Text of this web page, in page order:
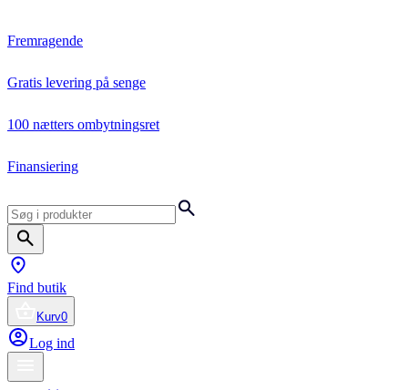
Fremragende
Gratis levering på senge
100 nætters ombytningsret
Finansiering
Find butik
Kurv0
Log ind